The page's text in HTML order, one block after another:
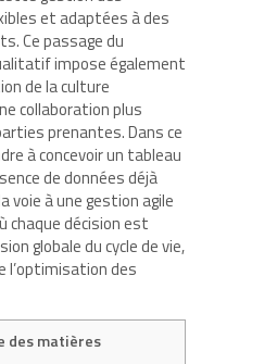
et adaptées à des
Ce passage du
impose également
de la culture
collaboration plus
prenantes. Dans ce
à concevoir un tableau
de données déjà
voie à une gestion agile
chaque décision est
globale du cycle de vie,
l’optimisation des
des matières